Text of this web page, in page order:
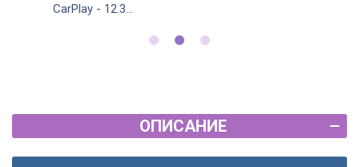
CarPlay - 12.3...
ОПИСАНИЕ